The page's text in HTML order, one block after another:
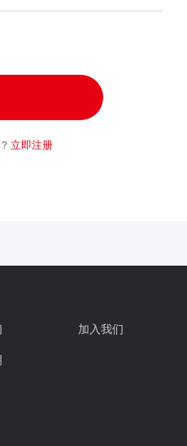
立即注册
加入我们